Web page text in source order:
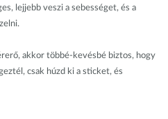
lejjebb veszi a sebességet, és a
akkor többé-kevésbé biztos, hogy
csak húzd ki a sticket, és